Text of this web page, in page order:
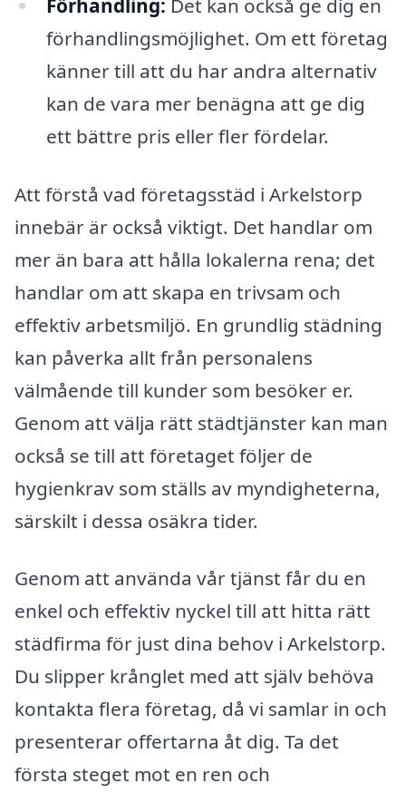
Förhandling: Det kan också ge dig en
förhandlingsmöjlighet. Om ett företag
känner till att du har andra alternativ
kan de vara mer benägna att ge dig
ett bättre pris eller fler fördelar.
Att förstå vad företagsstäd i Arkelstorp
innebär är också viktigt. Det handlar om
mer än bara att hålla lokalerna rena; det
handlar om att skapa en trivsam och
effektiv arbetsmiljö. En grundlig städning
kan påverka allt från personalens
välmående till kunder som besöker er.
Genom att välja rätt städtjänster kan man
också se till att företaget följer de
hygienkrav som ställs av myndigheterna,
särskilt i dessa osäkra tider.
Genom att använda vår tjänst får du en
enkel och effektiv nyckel till att hitta rätt
städfirma för just dina behov i Arkelstorp.
Du slipper krånglet med att själv behöva
kontakta flera företag, då vi samlar in och
presenterar offertarna åt dig. Ta det
första steget mot en ren och